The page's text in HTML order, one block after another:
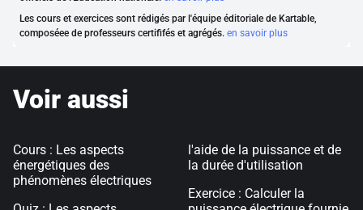
Les cours et exercices sont rédigés par l'équipe éditoriale de Kartable,
composéee de professeurs certififés et agrégés. en savoir plus
Voir aussi
Cours : Les aspects
énergétiques des
phénomènes électriques
l'aide de la puissance et de
la durée d'utilisation
Exercice : Calculer la